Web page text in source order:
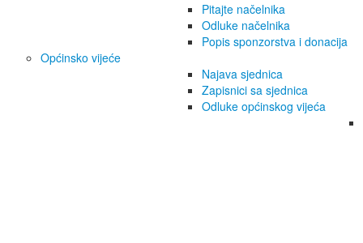
Pitajte načelnika
Odluke načelnika
Popis sponzorstva i donacija
Općinsko vijeće
Najava sjednica
Zapisnici sa sjednica
Odluke općinskog vijeća